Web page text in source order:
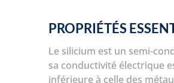
PROPRIÉTÉS
Le silicium est un semi-
sa conductivité électrique
inférieure à celle des